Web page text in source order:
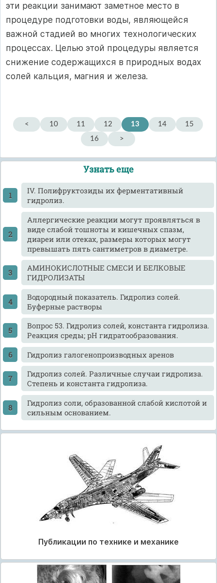
эти реакции занимают заметное место в
процедуре подготовки воды, являющейся
важной стадией во многих технологических
процессах. Целью этой процедуры является
снижение содержащихся в природных водах
солей кальция, магния и железа.
< 10 11 12 13 14
15
16
>
Узнать еще
IV. Полифруктозиды их ферментативный
гидролиз.
Аллергические реакции могут проявляться в
виде слабой тошноты и кишечных спазм,
диареи или отеках, размеры которых могут
превышать пять сантиметров в диаметре.
АМИНОКИСЛОТНЫЕ СМЕСИ И БЕЛКОВЫЕ
ГИДРОЛИЗАТЫ
Водородный показатель. Гидролиз солей.
Буферные растворы
Вопрос 53. Гидролиз солей, константа гидролиза.
Реакция среды; pH гидратообразования.
Гидролиз галогенопроизводных аренов
Гидролиз солей. Различные случаи гидролиза.
Степень и константа гидролиза.
Гидролиз соли, образованной слабой кислотой и
сильным основанием.
Публикации по технике и механике